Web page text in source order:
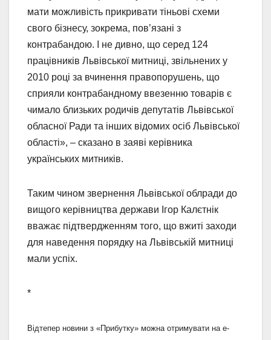
мати можливість прикривати тіньові схеми
свого бізнесу, зокрема, пов’язані з
контрабандою. І не дивно, що серед 124
працівників Львівської митниці, звільнених у
2010 році за вчинення правопорушень, що
сприяли контрабандному ввезенню товарів є
чимало близьких родичів депутатів Львівської
обласної Ради та інших відомих осіб Львівської
області», – сказано в заяві керівника
українських митників.
Таким чином звернення Львівської облради до
вищого керівництва держави Ігор Калєтнік
вважає підтвердженням того, що вжиті заходи
для наведення порядку на Львівській митниці
мали успіх.
*
Відтепер новини з «Прибутку» можна отримувати на e-